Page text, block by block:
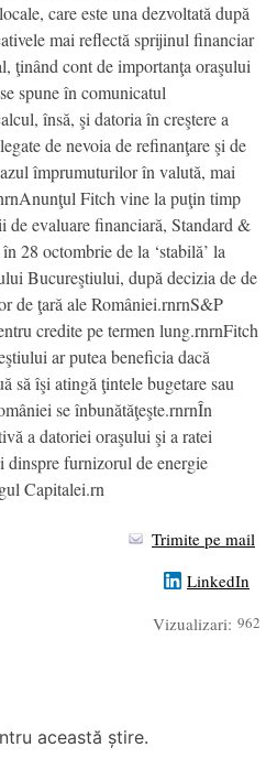
care este una dezvoltată după
mai reflectă sprijinul financiar
ţinând cont de importanţa oraşului
spune în comunicatul
însă, şi datoria în creştere a
de nevoia de refinanţare şi de
împrumuturilor în valută, mai
Fitch vine la puţin timp
de evaluare financiară, Standard &
28 octombrie de la ‘stabilă’ la
Bucureştiului, după decizia de de
de ţară ale României.rnrnS&P
credite pe termen lung.rnrnFitch
ar putea beneficia dacă
să îşi atingă ţintele bugetare sau
se înbunătăţeşte.rnrnÎn
a datoriei oraşului şi a ratei
dinspre furnizorul de energie
Capitalei.rn
Trimite pe mail
LinkedIn
Vizualizari: 962
această știre.